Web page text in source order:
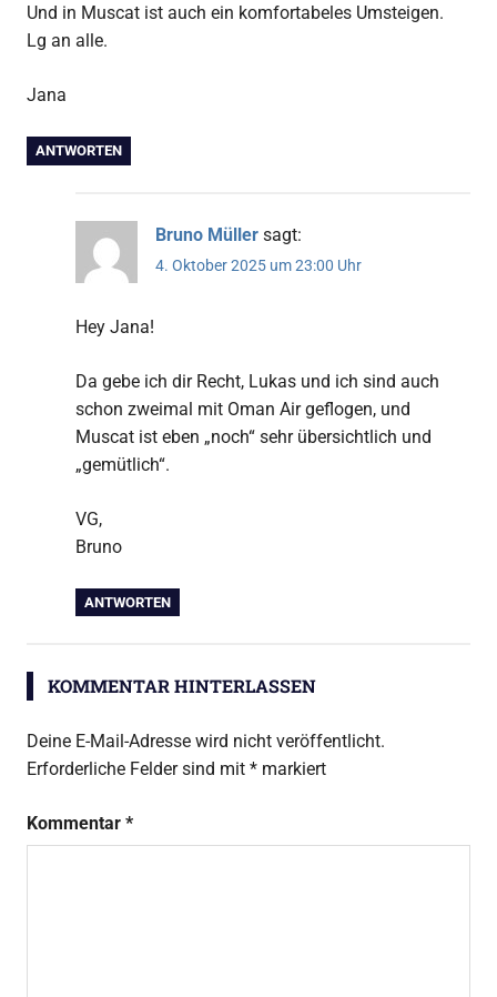
Und in Muscat ist auch ein komfortabeles Umsteigen.
Lg an alle.
Jana
ANTWORTEN
Bruno Müller sagt:
4. Oktober 2025 um 23:00 Uhr
Hey Jana!
Da gebe ich dir Recht, Lukas und ich sind auch
schon zweimal mit Oman Air geflogen, und
Muscat ist eben „noch“ sehr übersichtlich und
„gemütlich“.
VG,
Bruno
ANTWORTEN
KOMMENTAR HINTERLASSEN
Deine E-Mail-Adresse wird nicht veröffentlicht.
Erforderliche Felder sind mit * markiert
Kommentar *